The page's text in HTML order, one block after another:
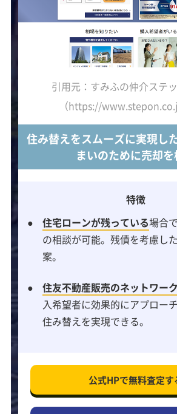
引用元：すみふの仲介ステ
（https://
住み替えをスムーズに実現し
まいのために売却
特徴
住宅ローンが残っている場合
の相談が可能。残債を考慮し
案。
住友不動産販売のネットワーク
入希望者に効果的にアプロー
住み替えを実現できる。
公式HPで無料査定す